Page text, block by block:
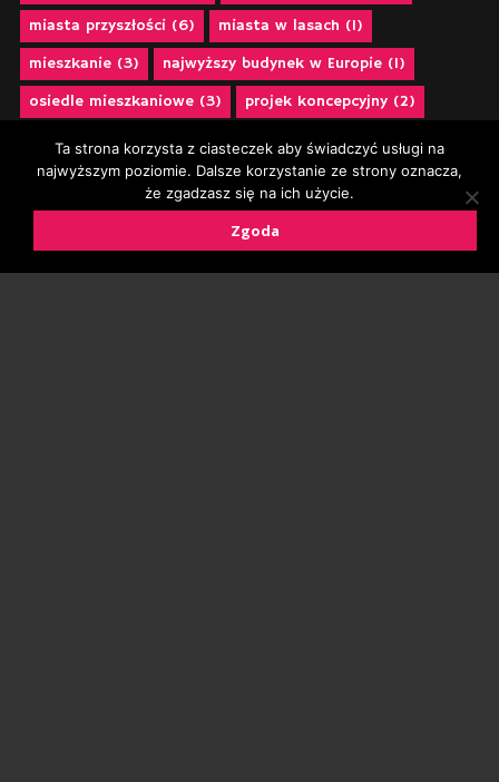
miasta przyszłości(6) miasta w lasach (1)
mieszkanie(3) najwyższy budynek w Europie(1)
osiedle mieszkaniowe(3) projek koncepcyjny(2)
projekt 3d
(12) projekt apartamentu
(2)
projekt architektoniczny(2) projekt kawalerki (2)
projekt miast(1) projekt mieszkania(3)
projektubranistyczny(9) projekt urbanistyczny(2)
Ta strona korzysta z ciasteczek aby świadczyć usługi na
najwyższym poziomie. Dalsze korzystanie ze strony oznacza,
że zgadzasz się na ich użycie.
Zgoda